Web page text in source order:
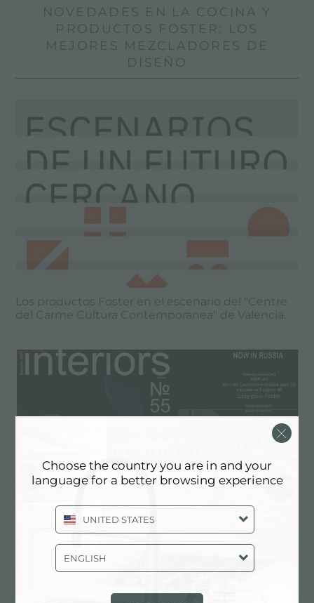
NOVEDADES EN LA COCINA Y
PRODUCTOS FOSTER: LOS
MEJORES MEZCLADORES DE
DISEÑO
Los productos Foster en el escenario del "Centre
del Carme Cultura Contemporanea" de Valencia.
Foster en Interiors nr. 55
Choose the country you are in and your
language for a better browsing experience
UNITED STATES
ENGLISH